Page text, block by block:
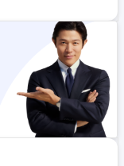
ど、簡単な業務から慣
階的に学んで頂きま
ケジュール調整■積
による図面作成
撮影、進捗記録■安全